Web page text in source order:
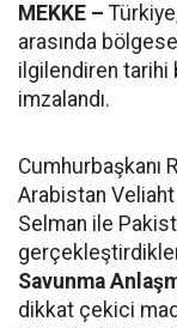
MEKKE –
arasında
ilgilendiren tarihi
imzalandı.
Cumhurbaşkanı
Arabistan
Selman ile
Savunma
dikkat çekici